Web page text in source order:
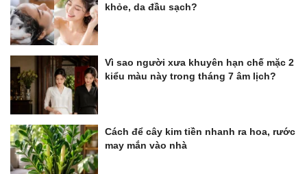
khỏe, da đầu sạch?
Vì sao người xưa khuyên hạn chế mặc 2
kiểu màu này trong tháng 7 âm lịch?
Cách để cây kim tiền nhanh ra hoa, rước
may mắn vào nhà